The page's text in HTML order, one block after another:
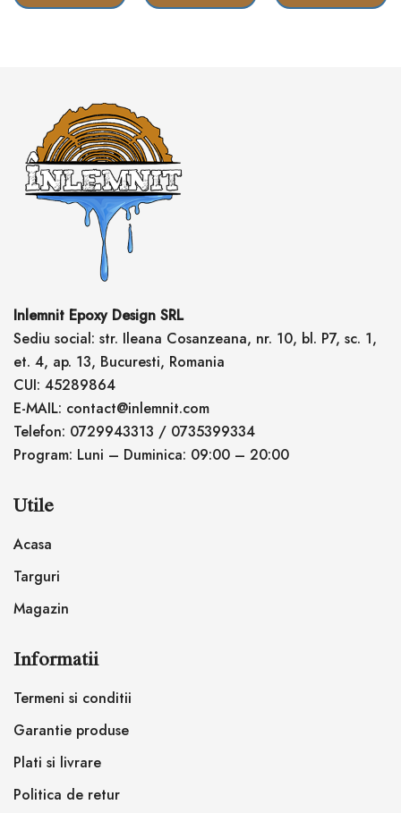
Inlemnit Epoxy Design SRL
Sediu social: str. Ileana Cosanzeana, nr. 10, bl. P7, sc. 1,
et. 4, ap. 13, Bucuresti, Romania
CUI: 45289864
E-MAIL: contact@inlemnit.com
Telefon: 0729943313 / 0735399334
Program: Luni – Duminica: 09:00 – 20:00
Utile
Acasa
Targuri
Magazin
Informatii
Termeni si conditii
Garantie produse
Plati si livrare
Politica de retur